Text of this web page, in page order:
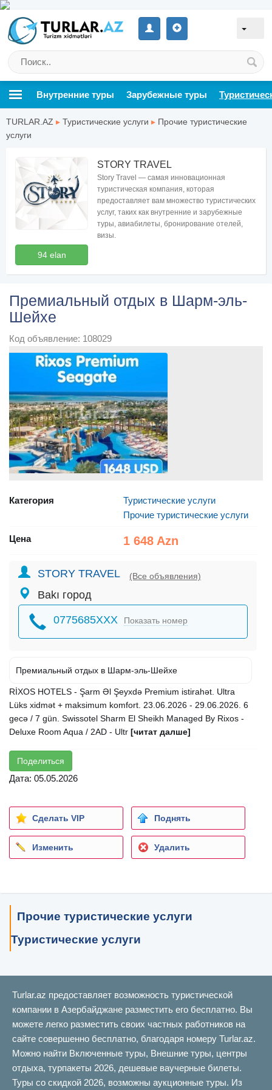
Внутренние туры Зарубежные туры
TURLAR.AZ ▸ Туристические услуги ▸ Прочие туристические
услуги
94 elan
STORY TRAVEL
Story Travel — самая инновационная
туристическая компания, которая
предоставляет вам множество туристических
услуг, таких как внутренние и зарубежные
туры, авиабилеты, бронирование отелей,
визы.
Премиальный отдых в Шарм-эль-
Шейхе
Код объявление: 108029
Категория
Туристические услуги
Прочие туристические услуги
Цена 1 648 Azn
STORY TRAVEL (Все объявления)
Bakı город
0775685XXX Показать номер
Премиальный отдых в Шарм-эль-Шейхе
RİXOS HOTELS - Şarm Əl Şeyxdə Premium istirahət. Ultra
Lüks xidmət + maksimum komfort. 23.06.2026 - 29.06.2026. 6
gecə / 7 gün. Swissotel Sharm El Sheikh Managed By Rixos -
Deluxe Room Aqua / 2AD - Ultr [читат далше]
Поделиться
Дата: 05.05.2026
Сделать VIP Поднять
Изменить Удалить
Прочие туристические услуги
Туристические услуги
Turlar.az предоставляет возможность туристической
компании в Азербайджане разместить его бесплатно. Вы
можете легко разместить своих частных работников на
сайте совершенно бесплатно, благодаря номеру Turlar.az.
Можно найти Включенные туры, Внешние туры, центры
отдыха, турпакеты 2026, дешевые ваучерные билеты.
Туры со скидкой 2026, возможны аукционные туры. Из